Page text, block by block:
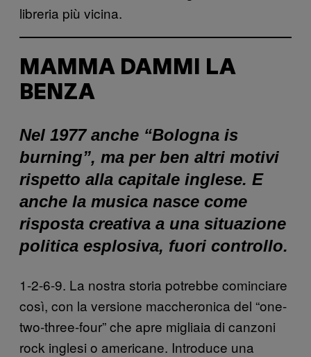
libreria più vicina.
MAMMA DAMMI LA
BENZA
Nel 1977 anche “Bologna is
burning”, ma per ben altri motivi
rispetto alla capitale inglese. E
anche la musica nasce come
risposta creativa a una situazione
politica esplosiva, fuori controllo.
1-2-6-9. La nostra storia potrebbe cominciare
così, con la versione maccheronica del “one-
two-three-four” che apre migliaia di canzoni
rock inglesi o americane. Introduce una